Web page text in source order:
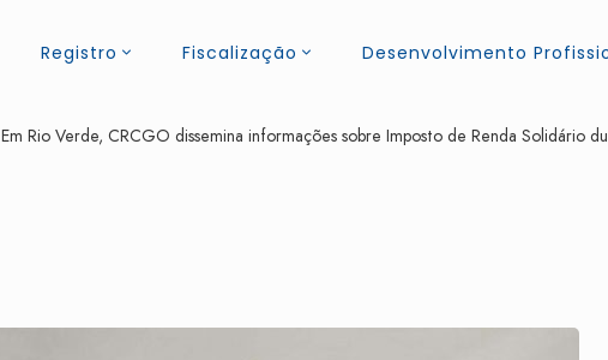
Registro Fiscalização Desenvolvimento
Em Rio Verde, CRCGO dissemina informações sobre Imposto de Renda Solidário